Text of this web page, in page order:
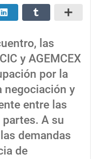
las
y AGEMCEX
por la
negociación y
entre las
A su
demandas
de